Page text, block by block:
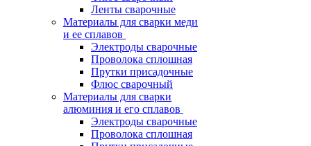
Ленты сварочные
Материалы для сварки меди
и ее сплавов
Электроды сварочные
Проволока сплошная
Прутки присадочные
Флюс сварочный
Материалы для сварки
алюминия и его сплавов
Электроды сварочные
Проволока сплошная